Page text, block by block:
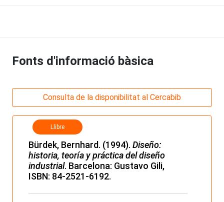
Fonts d'informació bàsica
Consulta de la disponibilitat al Cercabib
Llibre
Bürdek, Bernhard. (1994). Diseño:
historia, teoría y práctica del diseño
industrial. Barcelona: Gustavo Gili,
ISBN: 84-2521-6192.